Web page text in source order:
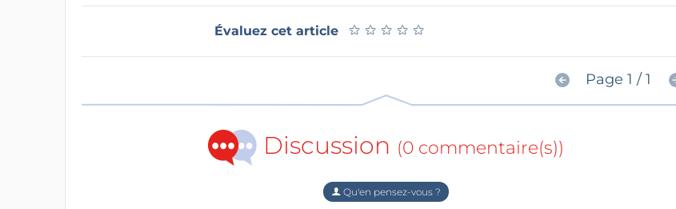
Évaluez cet article ★ ★ ★ ★ ★
★ ★ ★ ★ ★
Page 1 / 1
Discussion (0 commentaire(s))
Qu'en pensez-vous ?